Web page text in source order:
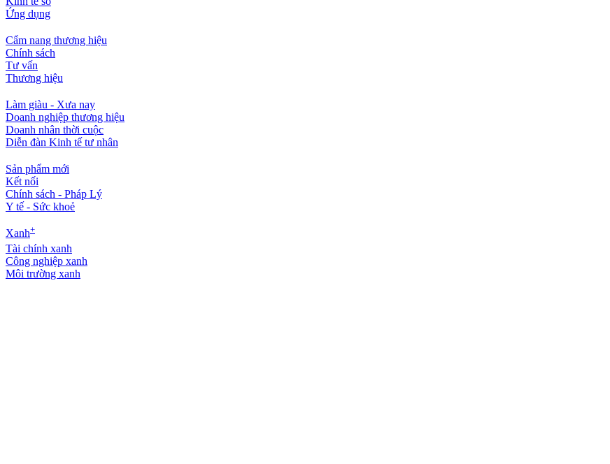
Ứng dụng
Cẩm nang thương hiệu
Chính sách
Tư vấn
Thương hiệu
Làm giàu - Xưa nay
Doanh nghiệp thương hiệu
Doanh nhân thời cuộc
Diễn đàn Kinh tế tư nhân
Sản phẩm mới
Kết nối
Chính sách - Pháp Lý
Y tế - Sức khoẻ
Xanh+
Tài chính xanh
Công nghiệp xanh
Môi trường xanh